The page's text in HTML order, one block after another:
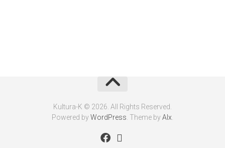
Kultura-K © 2026. All Rights Reserved.
Powered byWordPress . Theme byAlx